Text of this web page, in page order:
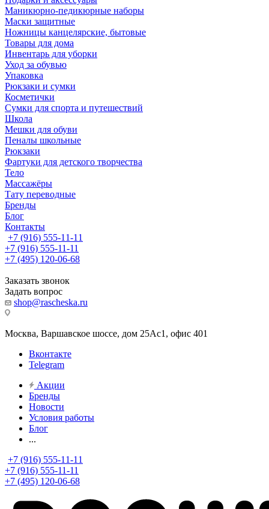
Маникюрно-педикюрные наборы
Маски защитные
Ножницы канцелярские, бытовые
Товары для дома
Инвентарь для уборки
Уход за обувью
Упаковка
Рюкзаки и сумки
Косметички
Сумки для спорта и путешествий
Школа
Мешки для обуви
Пеналы школьные
Рюкзаки
Фартуки для детского творчества
Тело
Массажёры
Тату переводные
Бренды
Блог
Контакты
+7 (916) 555-11-11
+7 (916) 555-11-11
+7 (495) 120-06-68
Заказать звонок
Задать вопрос
shop@rascheska.ru
Москва, Варшавское шоссе, дом 25Аc1, офис 401
Вконтакте
Telegram
Акции
Бренды
Новости
Условия работы
Блог
...
+7 (916) 555-11-11
+7 (916) 555-11-11
+7 (495) 120-06-68